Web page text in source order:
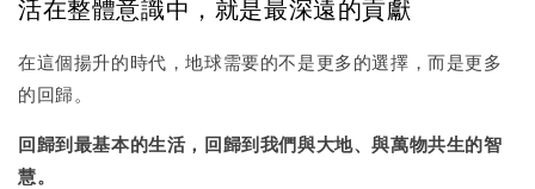
活在整體意識中，就是最深遠的貢獻
在這個揚升的時代，地球需要的不是更多的選擇，而是更多
的回歸。
回歸到最基本的生活，回歸到我們與大地、與萬物共生的智
慧。